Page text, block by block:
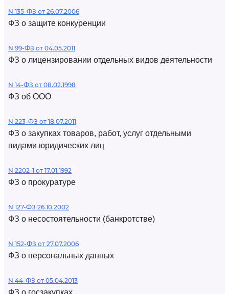
N 135-ФЗ от 26.07.2006
ФЗ о защите конкуренции
N 99-ФЗ от 04.05.2011
ФЗ о лицензировании отдельных видов деятельности
N 14-ФЗ от 08.02.1998
ФЗ об ООО
N 223-ФЗ от 18.07.2011
ФЗ о закупках товаров, работ, услуг отдельными
видами юридических лиц
N 2202-1 от 17.01.1992
ФЗ о прокуратуре
N 127-ФЗ 26.10.2002
ФЗ о несостоятельности (банкротстве)
N 152-ФЗ от 27.07.2006
ФЗ о персональных данных
N 44-ФЗ от 05.04.2013
ФЗ о госзакупках